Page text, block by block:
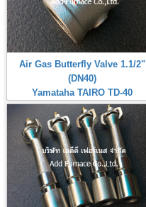
Air Gas Butterfly Valve 1.1/2"
(DN40)
Yamataha TAIRO TD-40
Brand: Yamataha